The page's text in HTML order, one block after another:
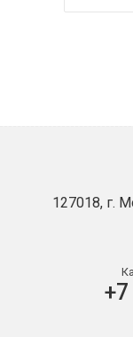
127018, г.